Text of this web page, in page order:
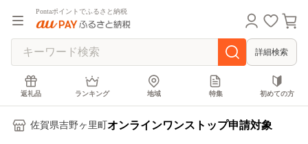
Pontaポイントでふるさと納税
詳細検索
返礼品 ランキング 地域 特集 初めての方
佐賀県吉野ヶ里町 オンラインワンストップ申請対象